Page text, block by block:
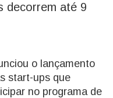
decorrem até 9
o lançamento
start-ups que
no programa de